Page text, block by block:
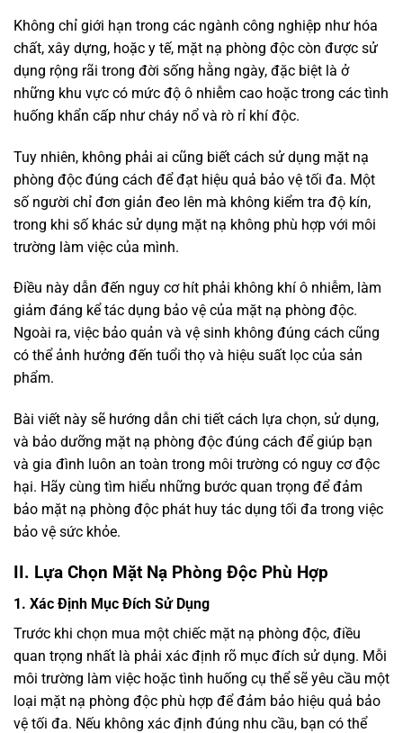
Không chỉ giới hạn trong các ngành công nghiệp như hóa
chất, xây dựng, hoặc y tế, mặt nạ phòng độc còn được sử
dụng rộng rãi trong đời sống hằng ngày, đặc biệt là ở
những khu vực có mức độ ô nhiễm cao hoặc trong các tình
huống khẩn cấp như cháy nổ và rò rỉ khí độc.
Tuy nhiên, không phải ai cũng biết cách sử dụng mặt nạ
phòng độc đúng cách để đạt hiệu quả bảo vệ tối đa. Một
số người chỉ đơn giản đeo lên mà không kiểm tra độ kín,
trong khi số khác sử dụng mặt nạ không phù hợp với môi
trường làm việc của mình.
Điều này dẫn đến nguy cơ hít phải không khí ô nhiễm, làm
giảm đáng kể tác dụng bảo vệ của mặt nạ phòng độc.
Ngoài ra, việc bảo quản và vệ sinh không đúng cách cũng
có thể ảnh hưởng đến tuổi thọ và hiệu suất lọc của sản
phẩm.
Bài viết này sẽ hướng dẫn chi tiết cách lựa chọn, sử dụng,
và bảo dưỡng mặt nạ phòng độc đúng cách để giúp bạn
và gia đình luôn an toàn trong môi trường có nguy cơ độc
hại. Hãy cùng tìm hiểu những bước quan trọng để đảm
bảo mặt nạ phòng độc phát huy tác dụng tối đa trong việc
bảo vệ sức khỏe.
II. Lựa Chọn Mặt Nạ Phòng Độc Phù Hợp
1. Xác Định Mục Đích Sử Dụng
Trước khi chọn mua một chiếc mặt nạ phòng độc, điều
quan trọng nhất là phải xác định rõ mục đích sử dụng. Mỗi
môi trường làm việc hoặc tình huống cụ thể sẽ yêu cầu một
loại mặt nạ phòng độc phù hợp để đảm bảo hiệu quả bảo
vệ tối đa. Nếu không xác định đúng nhu cầu, bạn có thể